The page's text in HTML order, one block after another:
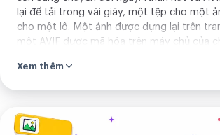
lại để tải trong vài giây, một tệp cho một
cho một lô. Một ảnh được dựng lại trên
một AVIF được mã hóa trên máy chủ của
trước.
Xem thêm
Tải